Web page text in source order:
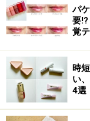
za ミネラルジェル
【下地】
Za ミネラルジェ
40ml 1200円
http://www.za-
cosmetics.jp/
パ
要
覚
時
い
4選